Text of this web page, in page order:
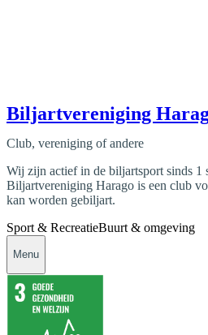
Biljartvereniging
Club, vereniging of andere
Wij zijn actief in de biljartsport sinds 1
Biljartvereniging Harago is een club
kan worden gebiljart.
Sport & RecreatieBuurt & omgeving
Menu